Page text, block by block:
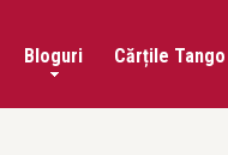
Bloguri Cărțile Tango